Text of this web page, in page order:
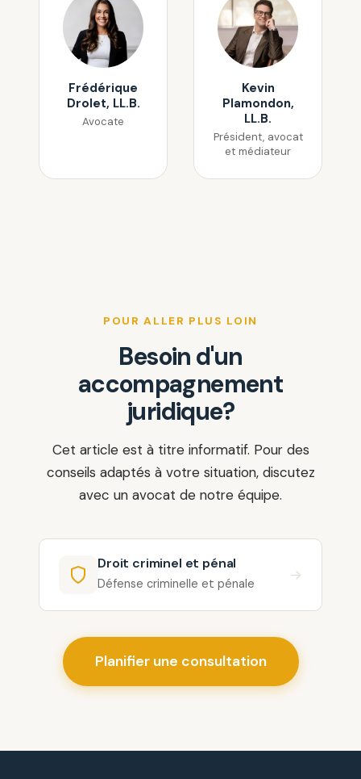
Frédérique
Drolet, LL.B.
Avocate
Kevin
Plamondon,
LL.B.
Président, avocat
et médiateur
POUR ALLER PLUS LOIN
Besoin d'un
accompagnement
juridique?
Cet article est à titre informatif. Pour des
conseils adaptés à votre situation, discutez
avec un avocat de notre équipe.
Droit criminel et pénal
Défense criminelle et pénale →
Planifier une consultation